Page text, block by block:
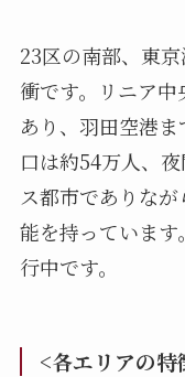
23区の南部、東
衝です。リニア
あり、羽田空港
口は約54万人、
ス都市でありな
能を持っていま
行中です。
<各エリアの特